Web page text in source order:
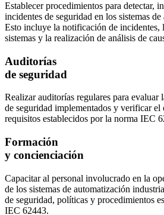
Establecer procedimientos para detectar,
incidentes de seguridad en los sistemas
Esto incluye la notificación de incidentes,
sistemas y la realización de análisis de
Auditorías
de seguridad
Realizar auditorías regulares para evaluar
de seguridad implementados y verificar
requisitos establecidos por la norma IEC
Formación
y concienciación
Capacitar al personal involucrado en la
de los sistemas de automatización
de seguridad, políticas y procedimientos
IEC 62443.